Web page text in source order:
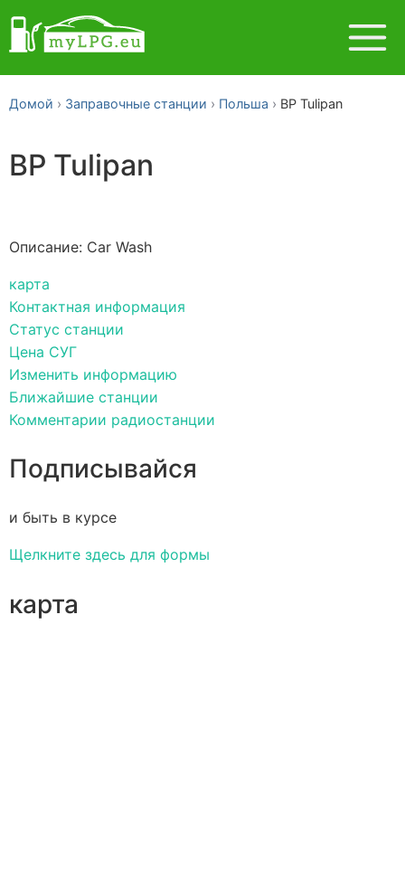
Домой Заправочные станции Польша BP Tulipan
BP Tulipan
Описание: Car Wash
карта
Контактная информация
Статус станции
Цена СУГ
Изменить информацию
Ближайшие станции
Комментарии радиостанции
Подписывайся
и быть в курсе
Щелкните здесь для формы
карта